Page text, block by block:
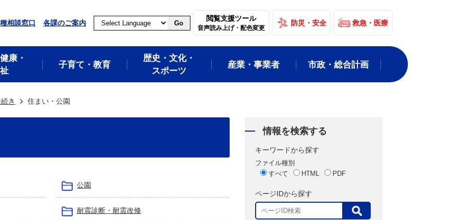
相談窓口 各課のご案内 Go
閲覧支援ツール
音声読み上げ・配色変更
防災・安全 救急・医療
康・
子育て・教育
歴史・文化・
スポーツ
産業・事業者 市政・総合計画
き 住まい・公園
公園
耐震診断・耐震改修
情報を検索する
キーワードから探す
ファイル種別
すべて
HTML PDF
ページIDから探す
表